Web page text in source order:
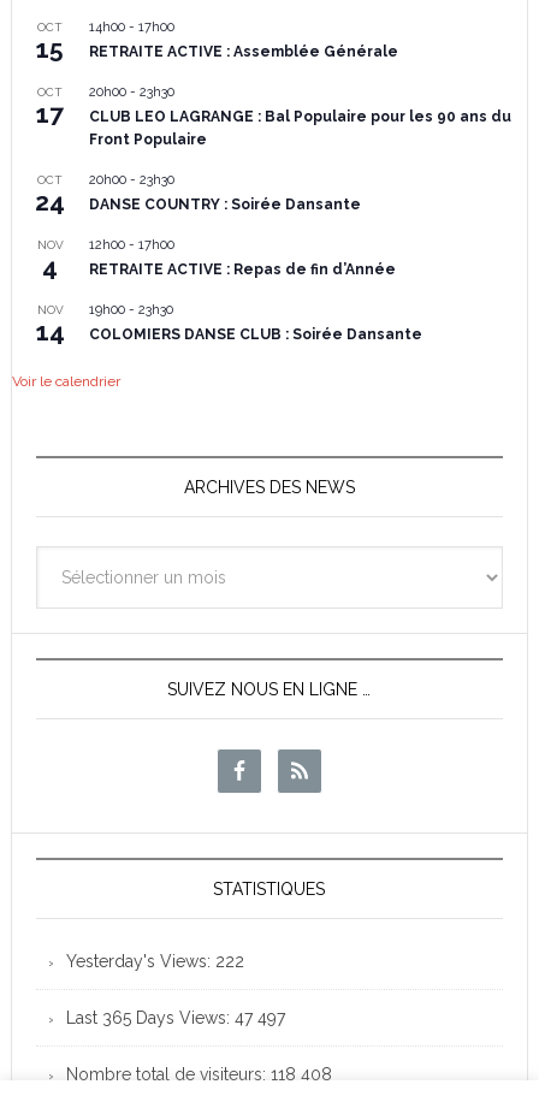
OCT
15
14h00- 17h00
RETRAITE ACTIVE : Assemblée Générale
OCT
17
20h00- 23h30
CLUB LEO LAGRANGE : Bal Populaire pour les 90 ans du
Front Populaire
OCT
24
20h00- 23h30
DANSE COUNTRY : Soirée Dansante
NOV
4
12h00- 17h00
RETRAITE ACTIVE : Repas de fin d’Année
NOV
14
19h00- 23h30
COLOMIERS DANSE CLUB : Soirée Dansante
Voir le calendrier
ARCHIVES DES NEWS
des
News
SUIVEZ NOUS EN LIGNE …
STATISTIQUES
Yesterday's Views: 222
Last 365 Days Views: 47 497
Nombre total de visiteurs: 118 408